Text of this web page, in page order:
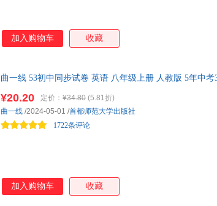
加入购物车 收藏
曲一线 53初中同步试卷 英语 八年级上册 人教版 5年中考
¥20.20 定价： ¥34.80 (5.81折)
1722条评论
曲一线 /2024-05-01 /首都师范大学出版社
加入购物车 收藏